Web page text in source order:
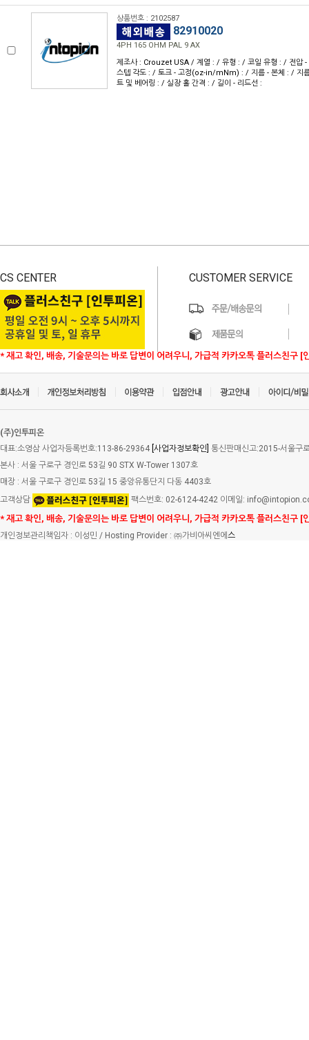
상품번호 : 2102587
82910020
4PH 165 OHM PAL 9 AX
제조사 : Crouzet USA / 계열 : / 유형 : / 코일 유형 : / 전압
스텝 각도 : / 토크 - 고정(oz-in/mNm) : / 지름 - 본체 : / 지
트 및 베어링 : / 실장 홀 간격 : / 길이 - 리드선 :
CS CENTER
* 재고 확인, 배송, 기술문의는 바로 답변이 어려우니, 가급적 카카오톡 플러스친구 [
CUSTOMER SERVICE
(주)인투피온
대표:소영삼 사업자등록번호:113-86-29364 [사업자정보확인] 통신판매신고:2015-서울구
본사 : 서울 구로구 경인로 53길 90 STX W-Tower 1307호
매장 : 서울 구로구 경인로 53길 15 중앙유통단지 다동 4403호
고객상담
팩스번호: 02-6124-4242 이메일:
* 재고 확인, 배송, 기술문의는 바로 답변이 어려우니, 가급적 카카오톡 플러스친구 [
개인정보관리책임자 : 이성민 / Hosting Provider : ㈜가비아씨엔에 스